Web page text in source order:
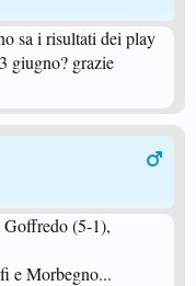
sa i risultati dei play
giugno? grazie
Goffredo (5-1),
e Morbegno...